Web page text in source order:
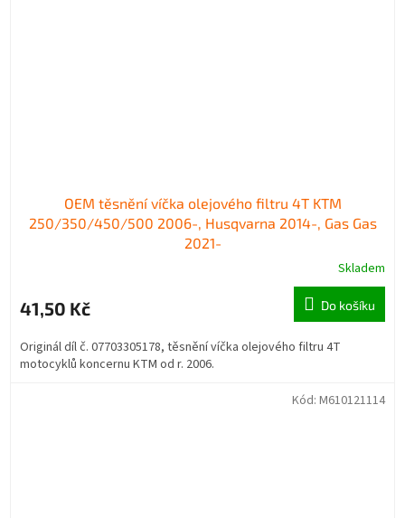
OEM těsnění víčka olejového filtru 4T KTM
250/350/450/500 2006-, Husqvarna 2014-, Gas Gas
2021-
Skladem
41,50 Kč Do košíku
Originál díl č. 07703305178, těsnění víčka olejového filtru 4T
motocyklů koncernu KTM od r. 2006.
Kód: M610121114